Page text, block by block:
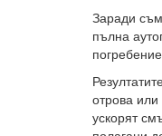
Заради
пълна
отрова
ускорят